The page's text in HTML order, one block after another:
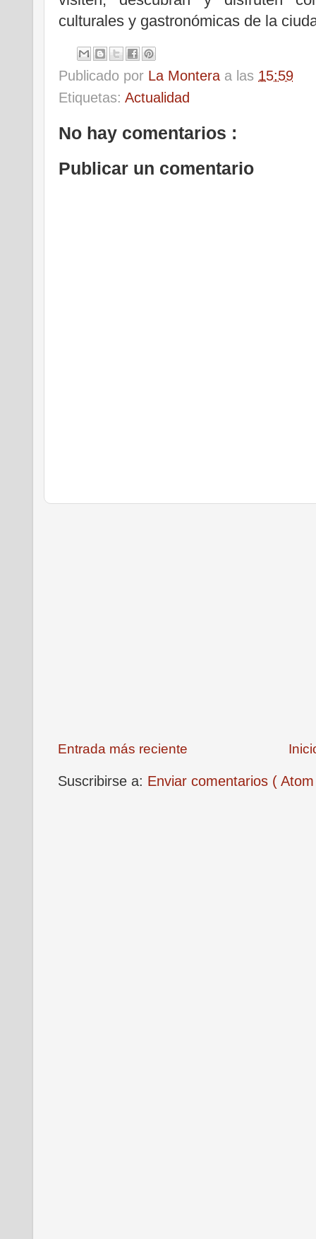
culturales y gastronómicas de la
Publicado por La Montera a las 15:59
Etiquetas: Actualidad
No hay comentarios :
Publicar un comentario
Entrada más reciente
Suscribirse a: Enviar comentarios (